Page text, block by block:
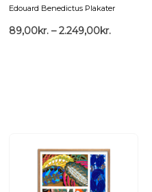
Edouard Benedictus Plakater
89,00kr. – 2.249,00kr.